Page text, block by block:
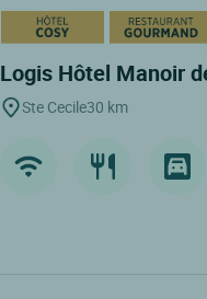
Logis Hôtel Manoir
Ste Cecile30 km